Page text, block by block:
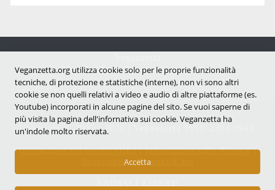
Notizie dal mondo vegan e antispecista
Copyright © 2007 - 2026 |
Informativa sui cookie (UE)|Informativa sulla Privacy|
Avvertenze e Licenza d'uso
Veganzetta.org utilizza cookie solo per le proprie funzionalità
tecniche, di protezione e statistiche (interne), non vi sono altri
cookie se non quelli relativi a video e audio di altre piattaforme (es.
Youtube) incorporati in alcune pagine del sito. Se vuoi saperne di
più visita la pagina dell'infornativa sui cookie. Veganzetta ha
un'indole molto riservata.
Accetta